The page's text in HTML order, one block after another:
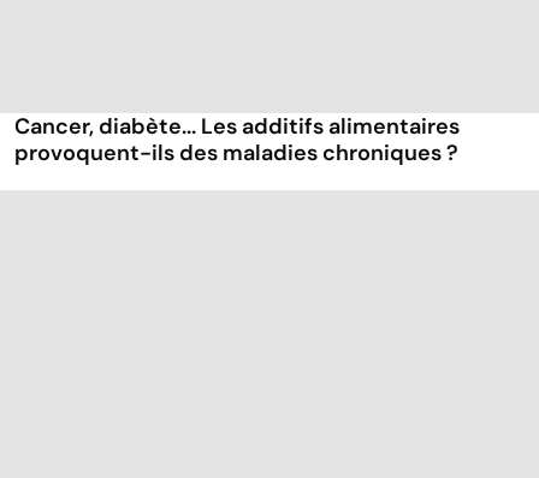
Cancer, diabète... Les additifs alimentaires
provoquent-ils des maladies chroniques ?